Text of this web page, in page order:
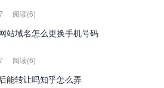
阅读(6)
站域名怎么更换手机号码
阅读(6)
能转让吗知乎怎么弄